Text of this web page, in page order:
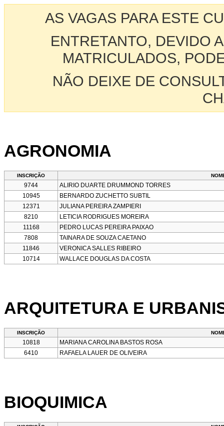
AS VAGAS PARA ESTE
ENTRETANTO, DEVIDO
MATRICULADOS,
NÃO DEIXE DE
AGRONOMIA
INSCRIÇÃO
9744
ALIRIO DUARTE DRUMMOND TORRES
10945
BERNARDO ZUCHETTO SUBTIL
12371
JULIANA PEREIRA ZAMPIERI
8210
LETICIA RODRIGUES MOREIRA
11168
PEDRO LUCAS PEREIRA PAIXAO
7808
TAINARA DE SOUZA CAETANO
11846
VERONICA SALLES RIBEIRO
10714
WALLACE DOUGLAS DA COSTA
ARQUITETURA E
INSCRIÇÃO
10818
MARIANA CAROLINA BASTOS ROSA
6410
RAFAELA LAUER DE OLIVEIRA
BIOQUIMICA